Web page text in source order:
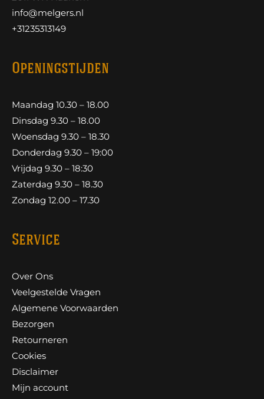
info@melgers.nl
+31235313149
Openingstijden
Maandag 10.30 – 18.00
Dinsdag 9.30 – 18.00
Woensdag 9.30 – 18.30
Donderdag 9.30 – 19:00
Vrijdag 9.30 – 18:30
Zaterdag 9.30 – 18.30
Zondag 12.00 – 17.30
Service
Over Ons
Veelgestelde Vragen
Algemene Voorwaarden
Bezorgen
Retourneren
Cookies
Disclaimer
Mijn account